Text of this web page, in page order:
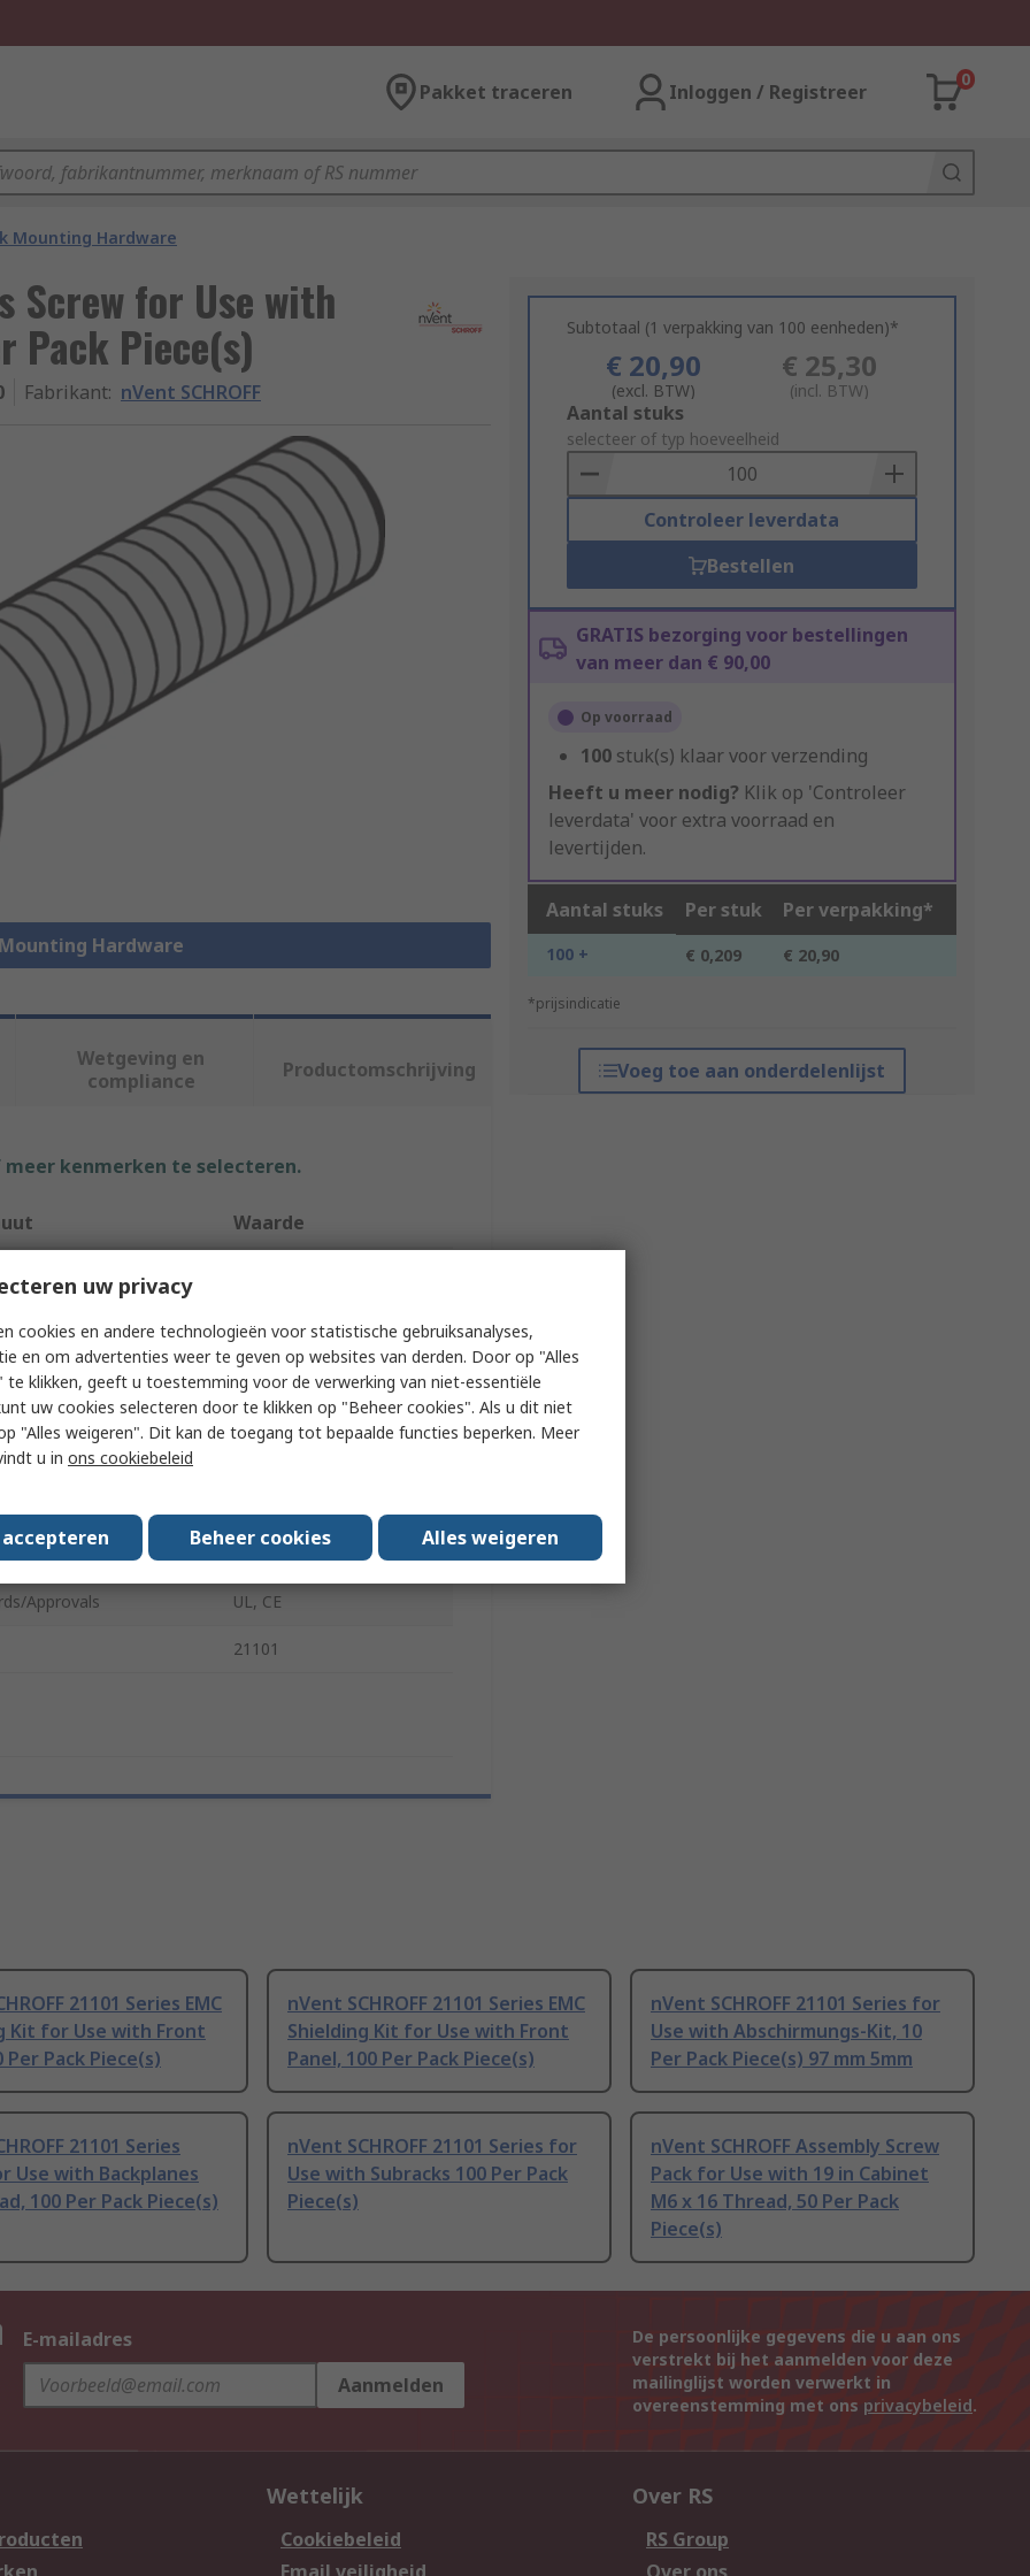
Pakket traceren Inloggen / Registreer
0
Mounting Hardware
Screw for Use with
Pack Piece(s)
Fabrikant: nVent SCHROFF
Hardware
Subtotaal (1 verpakking van 100 eenheden)*
€ 20,90
(excl. BTW)
€ 25,30
(incl. BTW)
Add
to
Basket
Aantal stuks
selecteer of typ hoeveelheid
Controleer leverdata
Bestellen
GRATIS bezorging voor bestellingen
van meer dan € 90,00
Op voorraad
100 stuk(s) klaar voor verzending
Heeft u meer nodig? Klik op 'Controleer
leverdata' voor extra voorraad en
levertijden.
Aantal stuks Per stuk Per verpakking*
100 + € 0,209 € 20,90
*prijsindicatie
Voeg toe aan onderdelenlijst
Wetgeving en
compliance
Productomschrijving
kenmerken te selecteren.
Waarde
Type Screw
With Cabinet
Approvals UL, CE
21101
21101 Series EMC
Kit for Use with Front
Per Pack Piece(s)
nVent SCHROFF 21101 Series EMC
Shielding Kit for Use with Front
Panel, 100 Per Pack Piece(s)
nVent SCHROFF 21101 Series for
Use with Abschirmungs-Kit, 10
Per Pack Piece(s) 97 mm 5mm
21101 Series
Use with Backplanes
100 Per Pack Piece(s)
nVent SCHROFF 21101 Series for
Use with Subracks 100 Per Pack
Piece(s)
nVent SCHROFF Assembly Screw
Pack for Use with 19 in Cabinet
M6 x 16 Thread, 50 Per Pack
Piece(s)
E-mailadres
Aanmelden
De persoonlijke gegevens die u aan ons
verstrekt bij het aanmelden voor deze
mailinglijst worden verwerkt in
overeenstemming met ons privacybeleid.
Wettelijk
Cookiebeleid
Over RS
RS Group
uw privacy
cookies en andere technologieën voor statistische gebruiksanalyses,
en om advertenties weer te geven op websites van derden. Door op "Alles
te klikken, geeft u toestemming voor de verwerking van niet-essentiële
uw cookies selecteren door te klikken op "Beheer cookies". Als u dit niet
"Alles weigeren". Dit kan de toegang tot bepaalde functies beperken. Meer
u in ons cookiebeleid
Beheer cookies Alles weigeren